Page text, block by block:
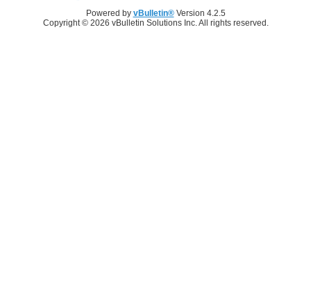
Powered by vBulletin®Version 4.2.5
Copyright © 2026 vBulletin Solutions Inc. All rights reserved.